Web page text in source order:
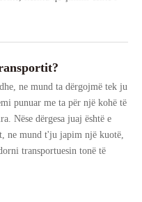
ne mund ta dërgojmë tek ju
punuar me ta për një kohë të
Nëse dërgesa juaj është e
ne mund t'ju japim një kuotë,
transportuesin tonë të